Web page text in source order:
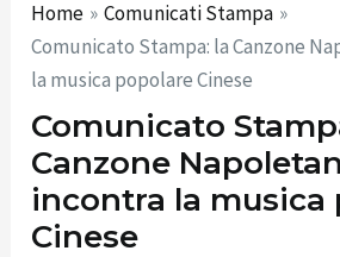
Home
Comunicati Stampa
Comunicato Stampa: la Canzone
la musica popolare Cinese
Comunicato
Canzone
incontra la musica
Cinese